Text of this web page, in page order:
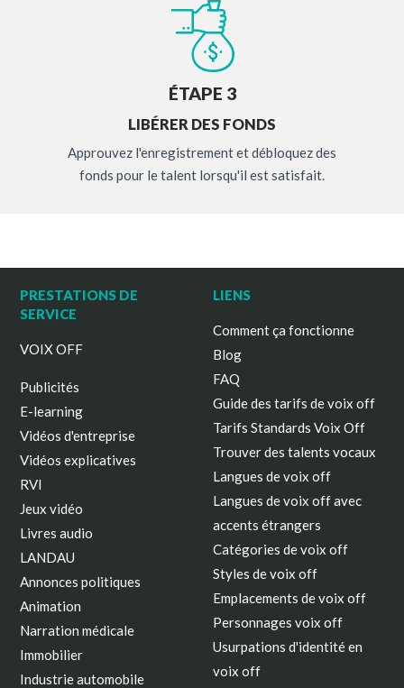
ÉTAPE 3
LIBÉRER DES FONDS
Approuvez l'enregistrement et débloquez des
fonds pour le talent lorsqu'il est satisfait.
PRESTATIONS DE
SERVICE
VOIX OFF
Publicités
E-learning
Vidéos d'entreprise
Vidéos explicatives
RVI
Jeux vidéo
Livres audio
LANDAU
Annonces politiques
Animation
Narration médicale
Immobilier
Industrie automobile
LIENS
Comment ça fonctionne
Blog
FAQ
Guide des tarifs de voix off
Tarifs Standards Voix Off
Trouver des talents vocaux
Langues de voix off
Langues de voix off avec
accents étrangers
Catégories de voix off
Styles de voix off
Emplacements de voix off
Personnages voix off
Usurpations d'identité en
voix off